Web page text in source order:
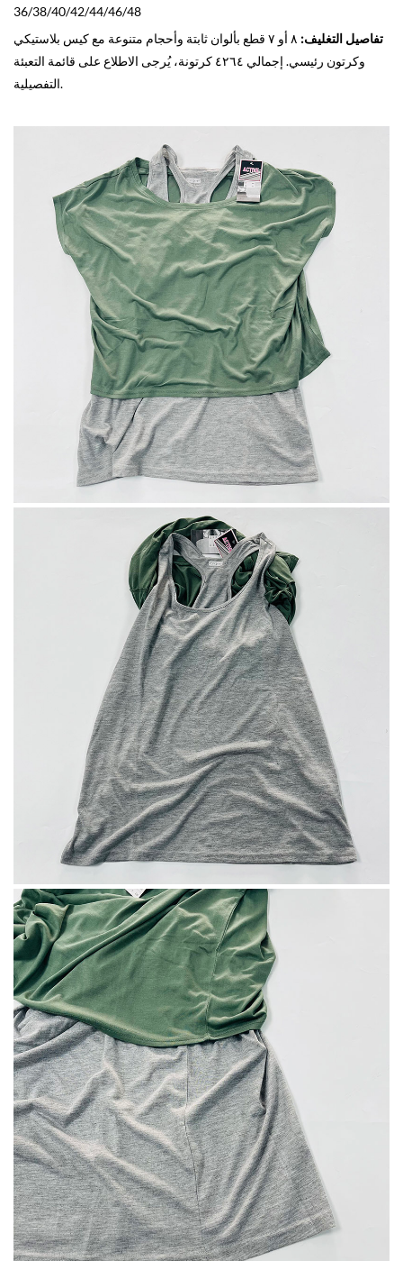
36/38/40/42/44/46/48
تفاصيل التغليف:
٨ أو ٧ قطع بألوان ثابتة وأحجام متنوعة مع كيس بلاستيكي
وكرتون رئيسي. إجمالي ٤٢٦٤ كرتونة، يُرجى الاطلاع على قائمة التعبئة
التفصيلية.